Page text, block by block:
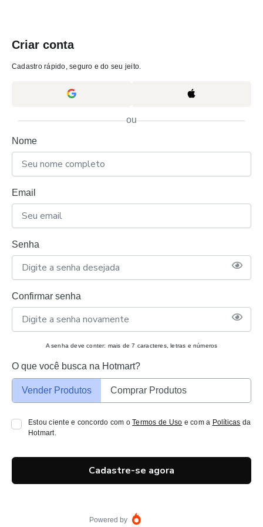
Criar conta
Cadastro rápido, seguro e do seu jeito.
ou
Nome
Email
Senha
Confirmar senha
A senha deve conter: mais de 7 caracteres, letras e números
O que você busca na Hotmart?
Vender Produtos Comprar Produtos
Estou ciente e concordo com oTermos de Uso e com a Políticas da
Hotmart.
Cadastre-se agora
Powered by